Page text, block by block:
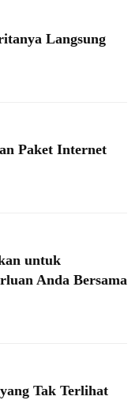
Langsung
Paket Internet
untuk
Anda Bersama
Tak Terlihat